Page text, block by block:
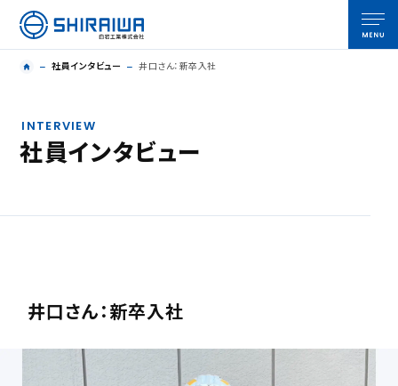
社員インタビュー 井口さん：新卒入社
INTERVIEW
社員インタビュー
井口さん：新卒入社